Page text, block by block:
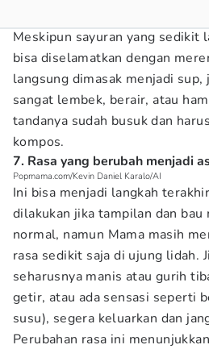
Meskipun sayuran yang sedikit
bisa diselamatkan dengan
langsung dimasak menjadi sup,
sangat lembek, berair, atau
tandanya sudah busuk dan
kompos.
7. Rasa yang berubah menjadi
Popmama.com/Kevin Daniel Karalo/AI
Ini bisa menjadi langkah
dilakukan jika tampilan dan bau
normal, namun Mama masih
rasa sedikit saja di ujung lidah.
seharusnya manis atau gurih
getir, atau ada sensasi seperti
susu), segera keluarkan dan
Perubahan rasa ini